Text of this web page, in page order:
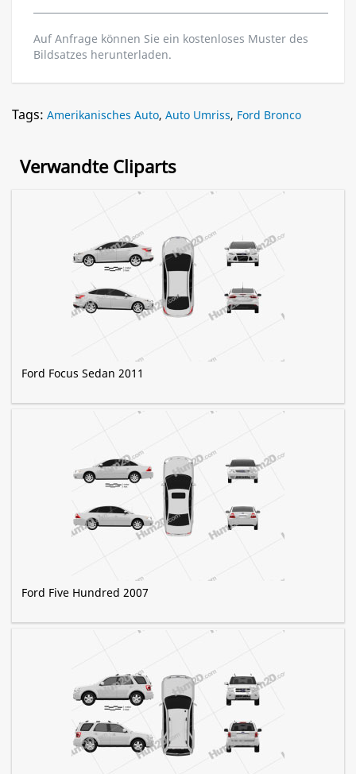
Auf Anfrage können Sie ein kostenloses Muster des
Bildsatzes herunterladen.
Tags: Amerikanisches Auto, Auto Umriss, Ford Bronco
Verwandte Cliparts
Ford Focus Sedan 2011
Ford Five Hundred 2007